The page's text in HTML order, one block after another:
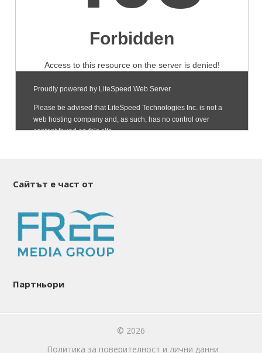
Сайтът е част от
Партньори
© 2026
Политика за поверителност и лични данни